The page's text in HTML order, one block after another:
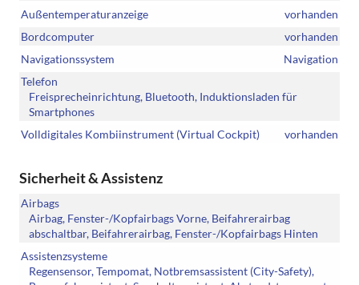
Außentemperaturanzeige
vorhanden
Bordcomputer
vorhanden
Navigationssystem
Navigation
Telefon
Freisprecheinrichtung, Bluetooth, Induktionsladen für
Smartphones
Volldigitales Kombiinstrument (Virtual Cockpit)
vorhanden
Sicherheit & Assistenz
Airbags
Airbag, Fenster-/Kopfairbags Vorne, Beifahrerairbag
abschaltbar, Beifahrerairbag, Fenster-/Kopfairbags Hinten
Assistenzsysteme
Regensensor, Tempomat, Notbremsassistent (City-Safety),